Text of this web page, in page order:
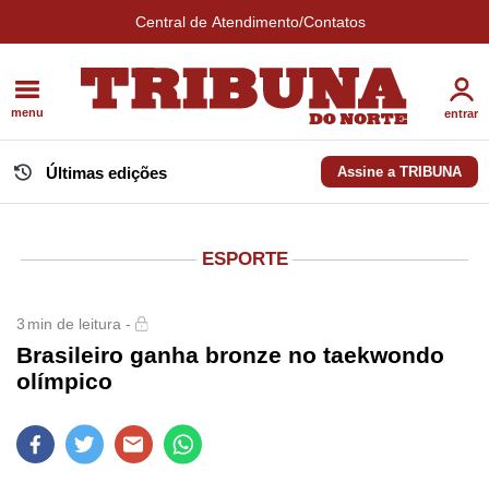
Central de Atendimento/Contatos
menu entrar
Últimas edições Assine a TRIBUNA
ESPORTE
3 min de leitura -
Brasileiro ganha bronze no taekwondo
olímpico